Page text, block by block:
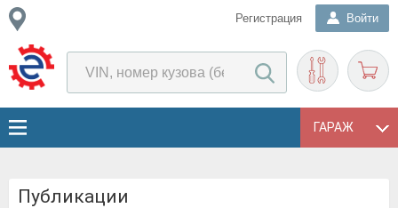
Регистрация Войти
ГАРАЖ
Публикации